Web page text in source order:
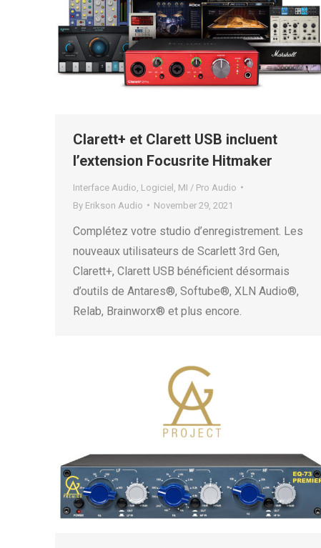
Clarett+ et Clarett USB incluent
l’extension Focusrite Hitmaker
Interface Audio Logiciel MI / Pro Audio
By Erikson Audio November 29, 2021
Complétez votre studio d’enregistrement. Les
nouveaux utilisateurs de Scarlett 3rd Gen,
Clarett+, Clarett USB bénéficient désormais
d’outils de Antares®, Softube®, XLN Audio®,
Relab, Brainworx® et plus encore.